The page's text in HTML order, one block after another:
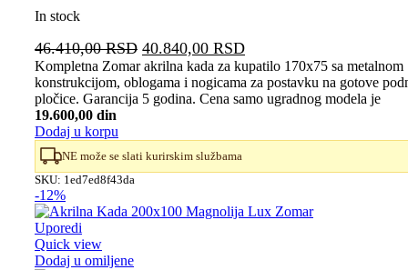
In stock
46.410,00RSD Originalna
cena
je
bila:
40.840,00 RSDTrenutna
cena
je:
40.840,00 RSD.
Kompletna Zomar akrilna kada za kupatilo 170x75 sa metalnom
konstrukcijom, oblogama i nogicama za postavku na gotove
pločice. Garancija 5 godina. Cena samo ugradnog modela je
19.600,00 din
Dodaj u korpu
NE može se slati kurirskim službama
SKU: 1ed7ed8f43da
-12%
Uporedi
Quick view
Dodaj u omiljene